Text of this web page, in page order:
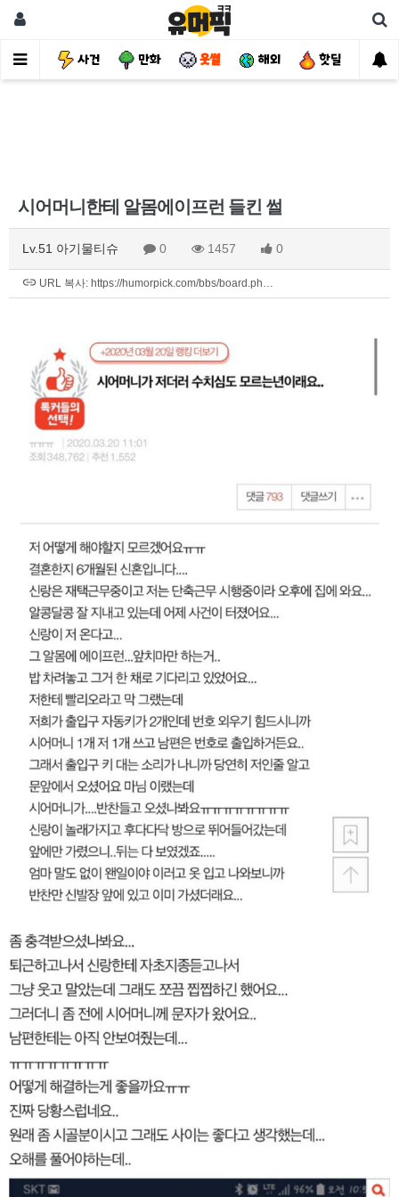
유머 사건 만화 웃썰 해외 핫딜 자
시어머니한테 알몸에이프런 들킨 썰
Lv.51 아기물티슈 0 1457 0
URL 복사: https://humorpick.com/bbs/board.ph…